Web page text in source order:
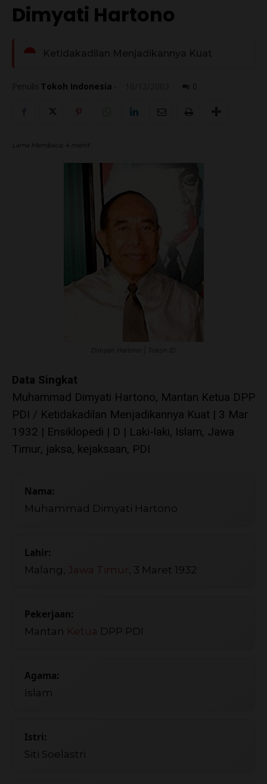
Dimyati Hartono
Ketidakadilan Menjadikannya Kuat
Tokoh Indonesia
Lama Membaca: 4 menit
Data Singkat
Muhammad Dimyati Hartono, Mantan Ketua DPP
PDI / Ketidakadilan Menjadikannya Kuat | 3 Mar
1932 | Ensiklopedi | D | Laki-laki, Islam, Jawa
Timur, jaksa, kejaksaan, PDI
Nama:
Muhammad Dimyati Hartono
Lahir:
Malang, Jawa Timur , 3 Maret 1932
Pekerjaan:
Mantan Ketua DPP PDI
Agama:
Islam
Istri:
Siti Soelastri